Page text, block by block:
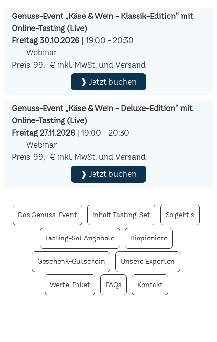
Genuss-Event „Käse & Wein - Klassik-Edition" mit
Online-Tasting (Live)
Freitag 30.10.2026| 19:00 - 20:30
Webinar
Preis: 99,- € inkl. MwSt. und Versand
❱ Jetzt buchen
Genuss-Event „Käse & Wein - Deluxe-Edition“ mit
Online-Tasting (Live)
Freitag 27.11.2026| 19:00 - 20:30
Webinar
Preis: 99,- € inkl. MwSt. und Versand
❱ Jetzt buchen
Das Genuss-Event Inhalt Tasting-Set So geht's
Tasting-Set Angebote Biopioniere
Geschenk-Gutschein Unsere Experten
Werte-Paket FAQs Kontakt